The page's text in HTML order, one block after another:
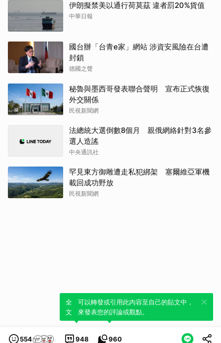
伊朗擬禁美以通行荷莫茲 違者罰20%貨值
中華日報
國台辦「台青e家」網站 涉資安風險在台遭
封鎖
德國之聲
秘魯與墨西哥發表聯合聲明 宣布正式恢復
外交關係
民視新聞網
法總統大選倒數8個月 親俄網絡針對3名參
選人造謠
中央通訊社
罕見東方御雕遭走私犯綁架 塞爾維亞軍機
載回成功野放
民視新聞網
554 948
全新體驗！一鍵引用此內容，透過發布貼
文來輕鬆表達個人立場。
960
可以轉發或引用此內容至自己的貼文中，
來發表您的評論或觀點。